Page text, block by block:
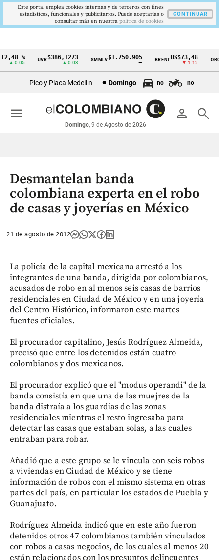
Cintillo
económicos
Colombia
%
▲ 0.05
UVR$386,1273
▲ 0.03
SMMLV$1.750.905 BRENTUS$73,48
▼ 1.12
ORO
Pico y Placa Medellín Domingo no no
person search
Domingo, 9 de Agosto de 2026
menu
Desmantelan banda
colombiana experta en el robo
de casas y joyerías en México
21 de agosto de 2012
La policía de la capital mexicana arrestó a los
integrantes de una banda, dirigida por colombianos,
acusados de robo en al menos seis casas de barrios
residenciales en Ciudad de México y en una joyería
del Centro Histórico, informaron este martes
fuentes oficiales.
El procurador capitalino, Jesús Rodríguez Almeida,
precisó que entre los detenidos están cuatro
colombianos y dos mexicanos.
El procurador explicó que el "modus operandi" de la
banda consistía en que una de las muejres de la
banda distraía a los guardias de las zonas
residenciales mientras el resto ingresaba para
detectar las casas que estaban solas, a las cuales
entraban para robar.
Añadió que a este grupo se le vincula con seis robos
a viviendas en Ciudad de México y se tiene
información de robos con el mismo sistema en otras
partes del país, en particular los estados de Puebla y
Guanajuato.
Rodríguez Almeida indicó que en este año fueron
detenidos otros 47 colombianos también vinculados
con robos a casas negocios, de los cuales al menos 20
están relacionados con los presuntos delincuentes
Este portal emplea cookies internas y de terceros con fines
estadísticos, funcionales y publicitarios. Puede aceptarlas o
consultar más en nuestra politica de cookies
CONTINUAR